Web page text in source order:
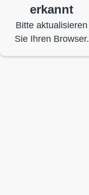
erkannt
Bitte aktualisieren
Sie Ihren Browser.